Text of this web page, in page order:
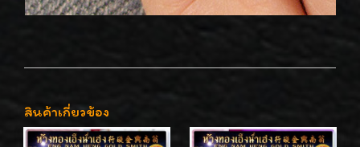
สินค้าเกี่ยวข้อง